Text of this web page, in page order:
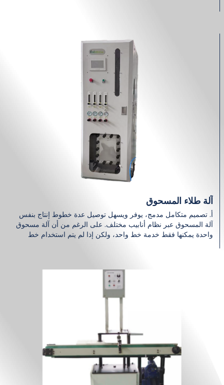
آلة طلاء المسحوق
أ. تصميم متكامل مدمج، يوفر ويسهل توصيل عدة خطوط إنتاج بنفس
آلة المسحوق عبر نظام أنابيب مختلف. على الرغم من أن آلة مسحوق
واحدة يمكنها فقط خدمة خط واحد، ولكن إذا لم يتم استخدام خط